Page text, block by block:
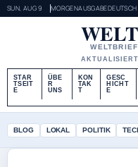
SUN, AUG 9 MORGENAUSGABEDEUTSCH
STAR
TSEIT
E
ÜBE
R
UNS
KON
TAK
T
GESC
HICHT
E
BLOG LOKAL POLITIK